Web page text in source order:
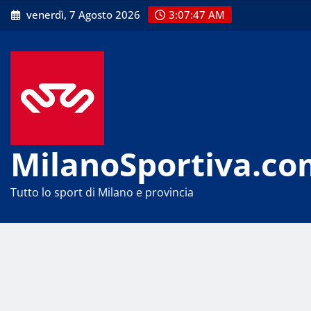
Skip
to
venerdì, 7 Agosto 2026 3:07:48 AM
Tutto lo sport di Milano e provincia